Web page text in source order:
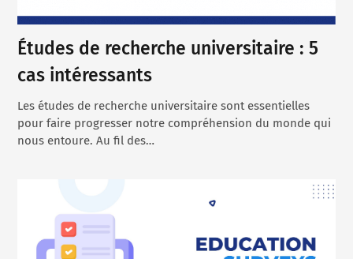
Études de recherche universitaire : 5
cas intéressants
Les études de recherche universitaire sont essentielles
pour faire progresser notre compréhension du monde qui
nous entoure. Au fil des…